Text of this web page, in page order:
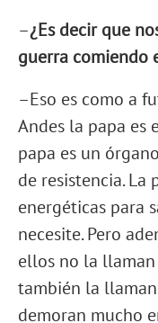
–¿Es decir que
guerra comiendo
–Eso es como a
Andes la papa es
papa es un
de resistencia. La
energéticas para
necesite. Pero
ellos no la
también la llaman
demoran mucho